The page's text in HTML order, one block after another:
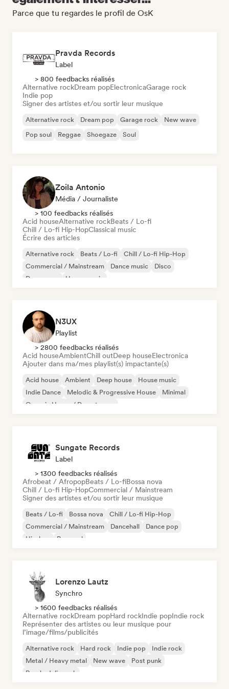
Parce que tu regardes le profil de OsK
Pravda Records
Label
> 800 feedbacks réalisés
Alternative rockDream popElectronicaGarage rock
Indie pop
Signer des artistes et/ou sortir leur musique
Alternative rock Dream pop Garage rock
New wave
Pop soul
Reggae Shoegaze Soul
Zoila Antonio
Média / Journaliste
> 100 feedbacks réalisés
Acid houseAlternative rockBeats / Lo-fi
Chill / Lo-fi Hip-HopClassical music
Écrire des articles
Alternative rock Beats / Lo-fi
Chill / Lo-fi Hip-Hop
Commercial / Mainstream
Dance music
Disco
Dream pop
House music
N3UX
Playlist
> 2800 feedbacks réalisés
Acid houseAmbientChill outDeep houseElectronica
Ajouter dans ma/mes playlist(s) impactante(s)
Acid house Ambient Deep house
House music
Indie Dance
Melodic & Progressive House
Minimal
Organic House / Downtempo
Sungate Records
Label
> 1300 feedbacks réalisés
Afrobeat / AfropopBeats / Lo-fiBossa nova
Chill / Lo-fi Hip-HopCommercial / Mainstream
Signer des artistes et/ou sortir leur musique
Beats / Lo-fi Bossa nova
Chill / Lo-fi Hip-Hop
Commercial / Mainstream
Dancehall
Dance pop
Hip-hop
Pop soul
Lorenzo Lautz
Synchro
> 1600 feedbacks réalisés
Alternative rockDream popHard rockIndie popIndie rock
Représenter des artistes ou leur musique pour
l’image/films/publicités
Alternative rock Hard rock Indie pop
Indie rock
Metal / Heavy metal
New wave
Post punk
Psychedelic rock